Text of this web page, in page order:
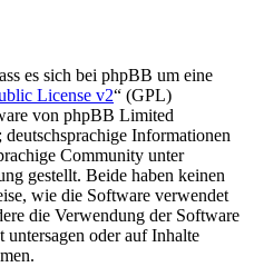
es sich bei phpBB um eine
License v2“ (GPL)
von phpBB Limited
Informationen
Community unter
gestellt. Beide haben keinen
wie die Software verwendet
die Verwendung der Software
oder auf Inhalte